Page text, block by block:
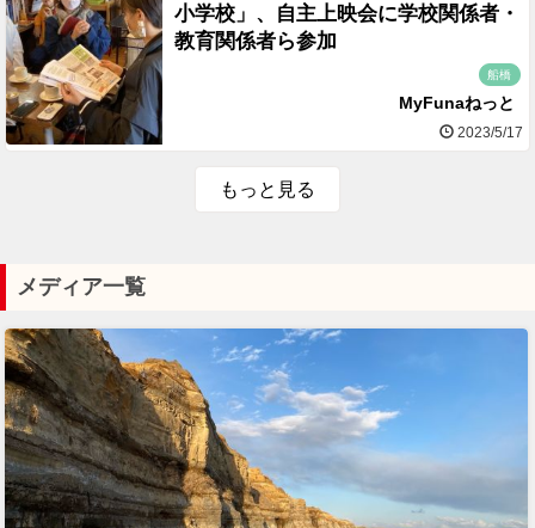
小学校」、自主上映会に学校関係者・
教育関係者ら参加
船橋
MyFunaねっと
2023/5/17
もっと見る
メディア一覧